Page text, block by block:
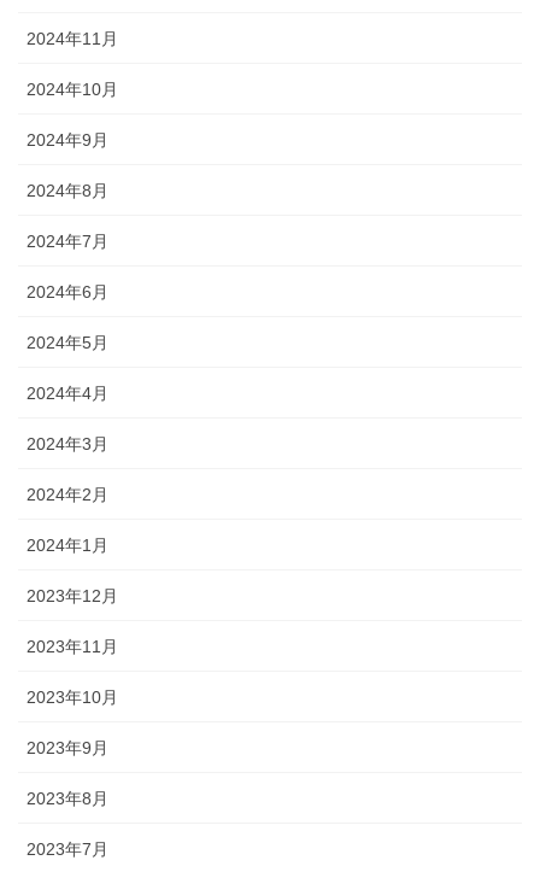
2024年11月
2024年10月
2024年9月
2024年8月
2024年7月
2024年6月
2024年5月
2024年4月
2024年3月
2024年2月
2024年1月
2023年12月
2023年11月
2023年10月
2023年9月
2023年8月
2023年7月